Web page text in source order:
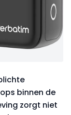
binnen de
zorgt niet